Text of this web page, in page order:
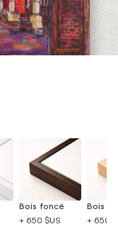
Bois foncé
+ 650 $US
Bois
+ 650